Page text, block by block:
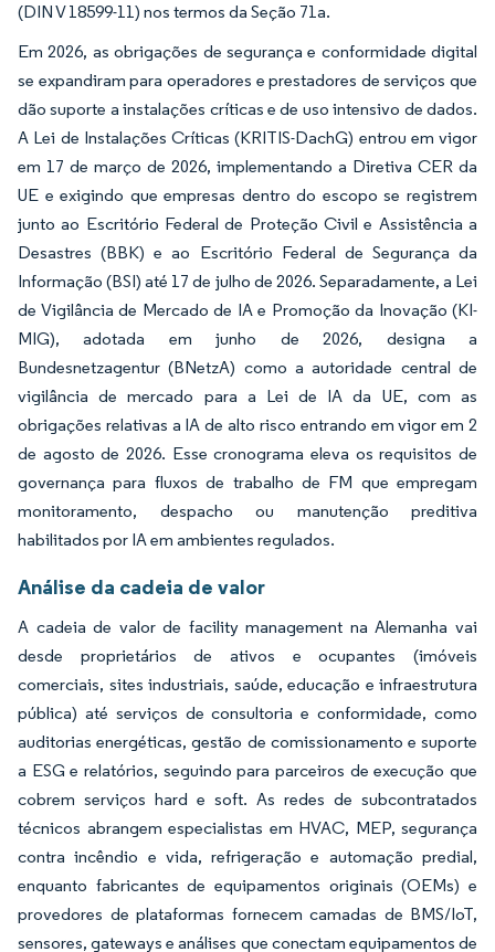
(DIN V 18599-11) nos termos da Seção 71a.
Em 2026, as obrigações de segurança e conformidade digital
se expandiram para operadores e prestadores de serviços que
dão suporte a instalações críticas e de uso intensivo de dados.
A Lei de Instalações Críticas (KRITIS-DachG) entrou em vigor
em 17 de março de 2026, implementando a Diretiva CER da
UE e exigindo que empresas dentro do escopo se registrem
junto ao Escritório Federal de Proteção Civil e Assistência a
Desastres (BBK) e ao Escritório Federal de Segurança da
Informação (BSI) até 17 de julho de 2026. Separadamente, a Lei
de Vigilância de Mercado de IA e Promoção da Inovação (KI-
MIG), adotada em junho de 2026, designa a
Bundesnetzagentur (BNetzA) como a autoridade central de
vigilância de mercado para a Lei de IA da UE, com as
obrigações relativas a IA de alto risco entrando em vigor em 2
de agosto de 2026. Esse cronograma eleva os requisitos de
governança para fluxos de trabalho de FM que empregam
monitoramento, despacho ou manutenção preditiva
habilitados por IA em ambientes regulados.
Análise da cadeia de valor
A cadeia de valor de facility management na Alemanha vai
desde proprietários de ativos e ocupantes (imóveis
comerciais, sites industriais, saúde, educação e infraestrutura
pública) até serviços de consultoria e conformidade, como
auditorias energéticas, gestão de comissionamento e suporte
a ESG e relatórios, seguindo para parceiros de execução que
cobrem serviços hard e soft. As redes de subcontratados
técnicos abrangem especialistas em HVAC, MEP, segurança
contra incêndio e vida, refrigeração e automação predial,
enquanto fabricantes de equipamentos originais (OEMs) e
provedores de plataformas fornecem camadas de BMS/IoT,
sensores, gateways e análises que conectam equipamentos de